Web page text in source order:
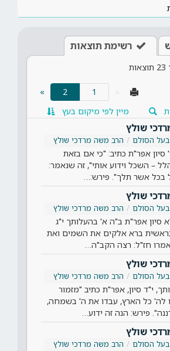
רשימת תוצאות
23 תוצאות
2
»
מיין לפי מיקום בעץ
שולץ
הסולם הרב משה מרדכי שולץ
אפר"ת כתיב: "כי אם בזאת
– השכל וידוע אותי", זה שנאמר:
בכל אשר תלך". פירש:…
שולץ
הסולם הרב משה מרדכי שולץ
סיון אפר"ת ב"ה א' בהעלותך י"ג
ברא אלקים את השמים ואת
חז"ל: רצה הקב"ה…
שולץ
הסולם הרב משה מרדכי שולץ
י"ד סיון, אפר"ת כתיב "מזמור
לה' כל הארץ, עבדו את ה' בשמחה,
פירש: הנה זה ידוע…
שולץ
הסולם הרב משה מרדכי שולץ